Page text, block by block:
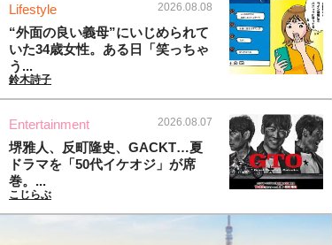
Lifestyle 2026.08.08
“外面の良い義母”にいじめられて
いた34歳女性。ある日「笑っちゃ
う...
鈴木詩子
Entertainment 2026.08.07
堺雅人、反町隆史、GACKT…夏
ドラマを「50代イケオジ」が席
巻。...
こじらぶ